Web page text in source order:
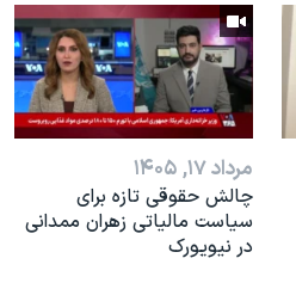
مرداد ۱۷, ۱۴۰۵
چالش حقوقی تازه برای
سیاست مالیاتی زهران ممدانی
در نیویورک